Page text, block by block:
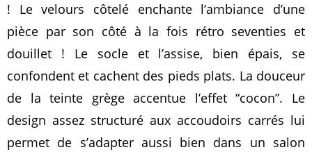
! Le velours côtelé enchante l’ambiance d’une
pièce par son côté à la fois rétro seventies et
douillet ! Le socle et l’assise, bien épais, se
confondent et cachent des pieds plats. La douceur
de la teinte grège accentue l’effet “cocon”. Le
design assez structuré aux accoudoirs carrés lui
permet de s’adapter aussi bien dans un salon